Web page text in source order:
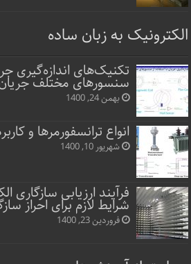
الکترونیک به زبان ساده
تکنیک‌های اندازه‌گیری
سنسورهای مختلف
بهمن 24, 1400
انواع ترانسفورمرها و
شهریور 10, 1400
فرآیند ارزیابی سازگاری
شرایط لازم برای احراز
فروردین 23, 1400